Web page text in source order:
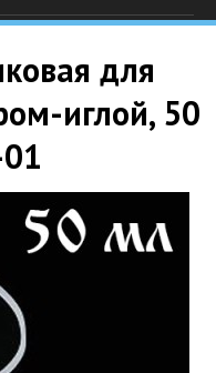
для
иглой, 50